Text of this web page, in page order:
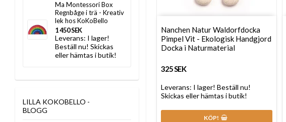
Ma Montessori Box
Regnbåge i trä - Kreativ
lek hos KoKoBello
1 450 SEK
Leverans: I lager!
Beställ nu! Skickas
eller hämtas i butik!
LILLA KOKOBELLO -
BLOGG
Nanchen Natur Waldorfdocka
Pimpel Vit - Ekologisk Handgjord
Docka i Naturmaterial
325 SEK
Leverans: I lager! Beställ nu!
Skickas eller hämtas i butik!
KÖP!